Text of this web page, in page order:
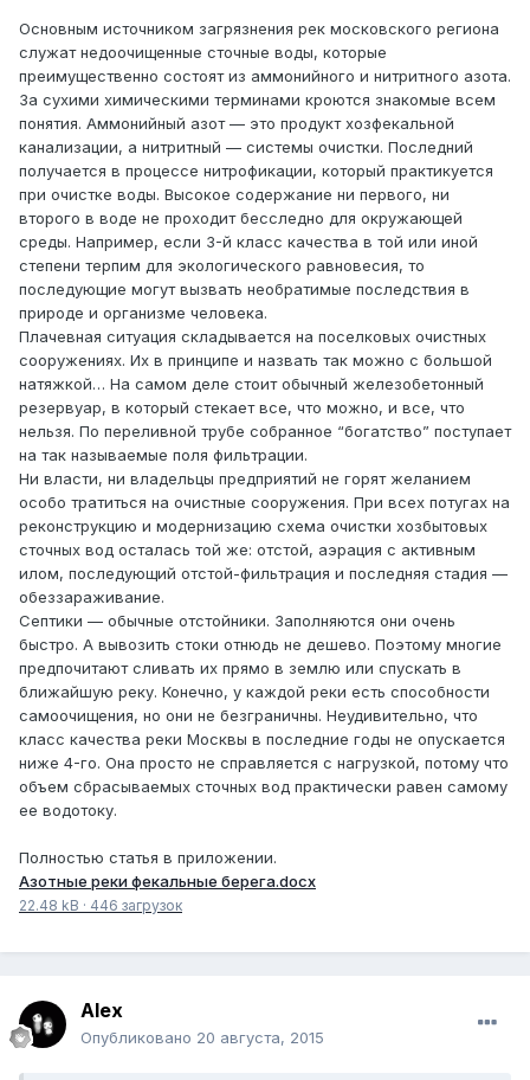
Основным источником загрязнения рек московского региона
служат недоочищенные сточные воды, которые
преимущественно состоят из аммонийного и нитритного азота.
За сухими химическими терминами кроются знакомые всем
понятия. Аммонийный азот — это продукт хозфекальной
канализации, а нитритный — системы очистки. Последний
получается в процессе нитрофикации, который практикуется
при очистке воды. Высокое содержание ни первого, ни
второго в воде не проходит бесследно для окружающей
среды. Например, если 3-й класс качества в той или иной
степени терпим для экологического равновесия, то
последующие могут вызвать необратимые последствия в
природе и организме человека.
Плачевная ситуация складывается на поселковых очистных
сооружениях. Их в принципе и назвать так можно с большой
натяжкой… На самом деле стоит обычный железобетонный
резервуар, в который стекает все, что можно, и все, что
нельзя. По переливной трубе собранное “богатство” поступает
на так называемые поля фильтрации.
Ни власти, ни владельцы предприятий не горят желанием
особо тратиться на очистные сооружения. При всех потугах на
реконструкцию и модернизацию схема очистки хозбытовых
сточных вод осталась той же: отстой, аэрация с активным
илом, последующий отстой-фильтрация и последняя стадия —
обеззараживание.
Септики — обычные отстойники. Заполняются они очень
быстро. А вывозить стоки отнюдь не дешево. Поэтому многие
предпочитают сливать их прямо в землю или спускать в
ближайшую реку. Конечно, у каждой реки есть способности
самоочищения, но они не безграничны. Неудивительно, что
класс качества реки Москвы в последние годы не опускается
ниже 4-го. Она просто не справляется с нагрузкой, потому что
объем сбрасываемых сточных вод практически равен самому
ее водотоку.
Полностью статья в приложении.
Азотные реки фекальные берега.docx
22.48 kB · 446 загрузок
Alex
Опубликовано 20 августа, 2015